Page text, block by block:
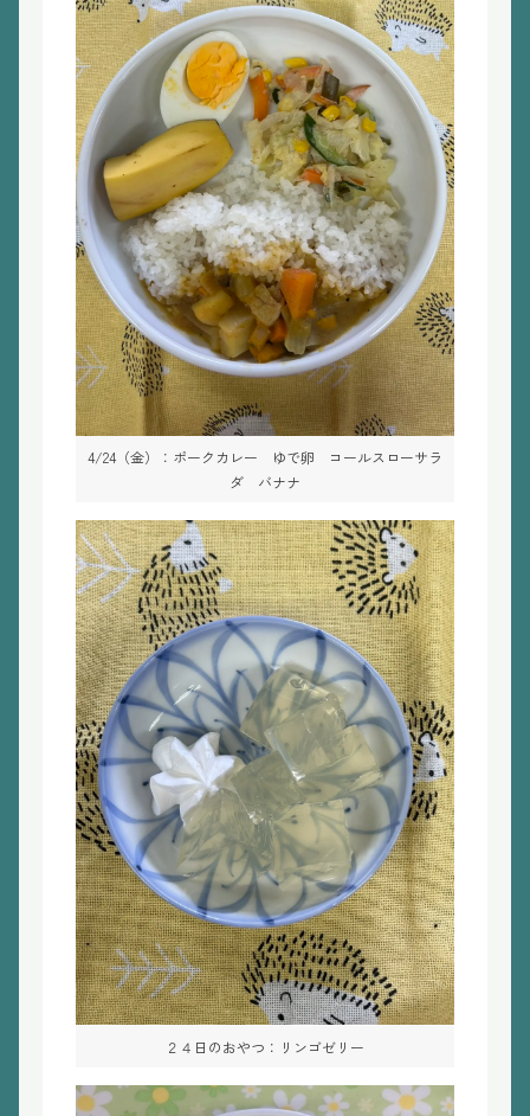
4/24（金）：ポークカレー ゆで卵 コールスローサラ
ダ バナナ
２４日のおやつ：リンゴゼリー